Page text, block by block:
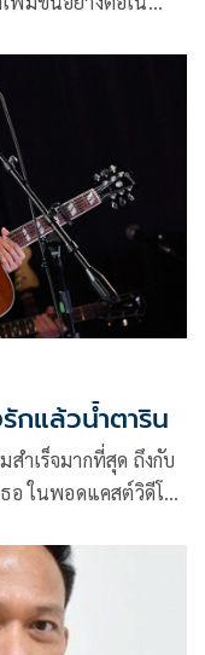
กแล้วน้ำตาริน
ำเร็จมากที่สุด ถึงกับ
อ ในพอดแคสต์วิดีโอ